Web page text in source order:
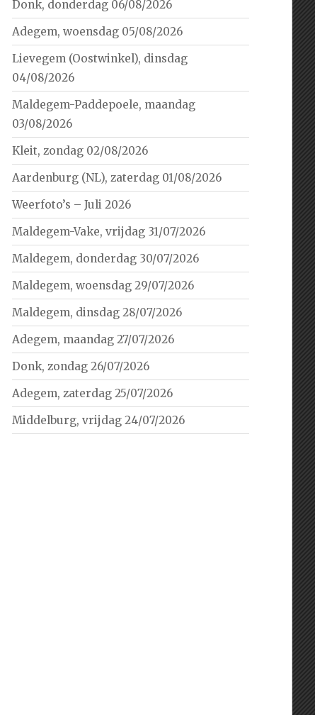
Donk, donderdag 06/08/2026
Adegem, woensdag 05/08/2026
Lievegem (Oostwinkel), dinsdag
04/08/2026
Maldegem-Paddepoele, maandag
03/08/2026
Kleit, zondag 02/08/2026
Aardenburg (NL), zaterdag 01/08/2026
Weerfoto’s – Juli 2026
Maldegem-Vake, vrijdag 31/07/2026
Maldegem, donderdag 30/07/2026
Maldegem, woensdag 29/07/2026
Maldegem, dinsdag 28/07/2026
Adegem, maandag 27/07/2026
Donk, zondag 26/07/2026
Adegem, zaterdag 25/07/2026
Middelburg, vrijdag 24/07/2026